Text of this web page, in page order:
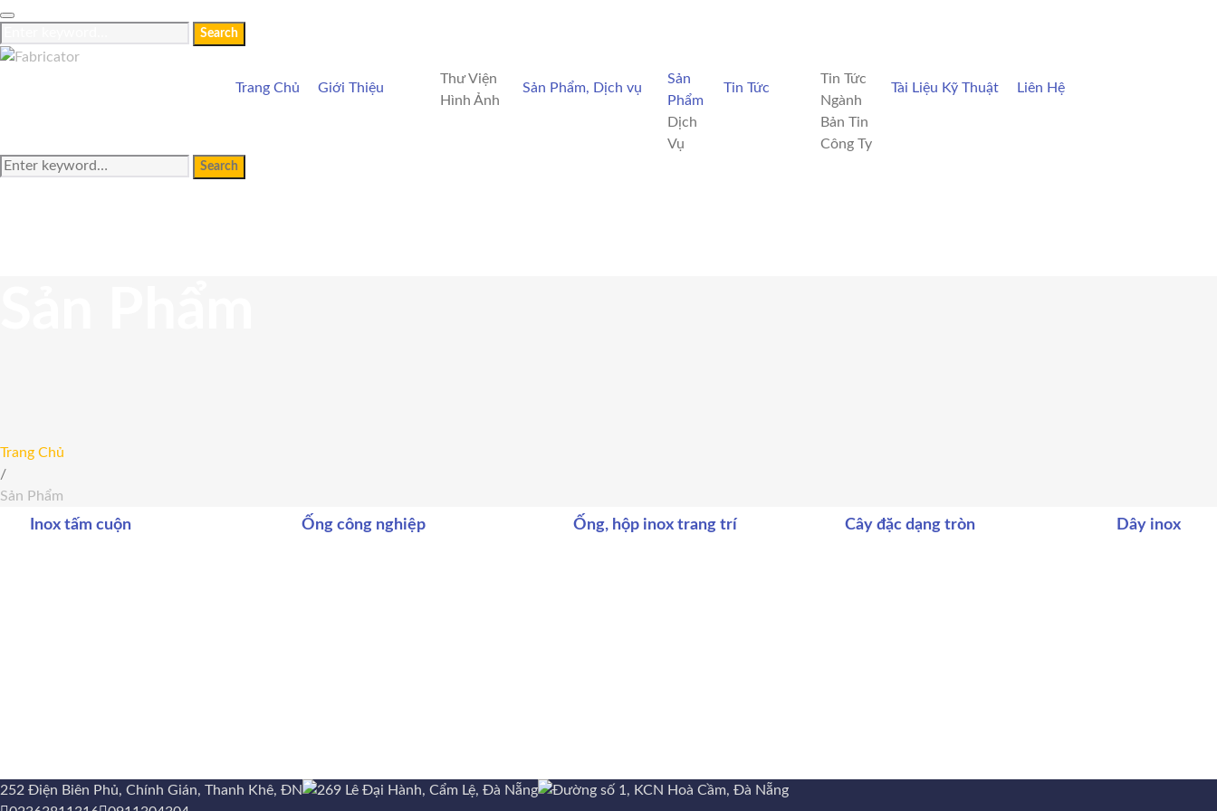
Search
Trang Chủ Giới Thiệu
Thư Viện
Hình Ảnh
Sản Phẩm, Dịch vụ
Sản
Phẩm
Dịch
Vụ
Tin Tức
Tin Tức
Ngành
Bản Tin
Công Ty
Tài Liệu Kỹ Thuật Liên Hệ
Search
Trang Chủ
/
Sản Phẩm
Inox tấm cuộn Ống công nghiệp Ống, hộp inox trang trí Cây đặc dạng tròn Dây inox
252 Điện Biên Phủ, Chính Gián, Thanh Khê, ĐN 269 Lê Đại Hành, Cẩm Lệ, Đà Nẵng
Đường số 1, KCN Hoà Cầm, Đà Nẵng